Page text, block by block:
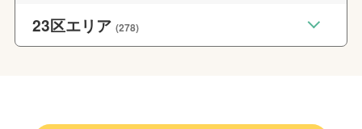
23区エリア(278)